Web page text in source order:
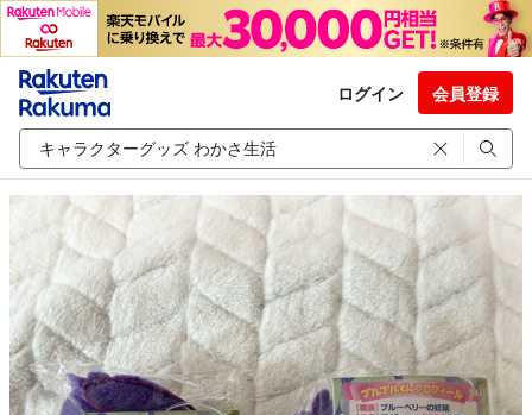
ログイン 会員登録